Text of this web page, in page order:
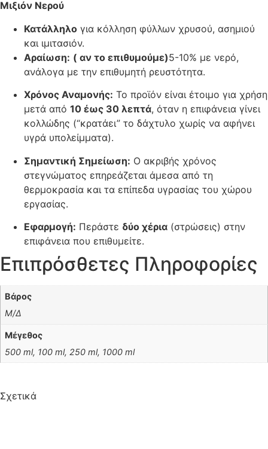
Μιξιόν Νερού
Κατάλληλο για κόλληση φύλλων χρυσού, ασημιού
και ιμιτασιόν.
Αραίωση: ( αν το επιθυμούμε)5-10% με νερό,
ανάλογα με την επιθυμητή ρευστότητα.
Χρόνος Αναμονής: Το προϊόν είναι έτοιμο για χρήση
μετά από 10 έως 30 λεπτά, όταν η επιφάνεια γίνει
κολλώδης (“κρατάει” το δάχτυλο χωρίς να αφήνει
υγρά υπολείμματα).
Σημαντική Σημείωση: Ο ακριβής χρόνος
στεγνώματος επηρεάζεται άμεσα από τη
θερμοκρασία και τα επίπεδα υγρασίας του χώρου
εργασίας.
Εφαρμογή: Περάστε δύο χέρια (στρώσεις) στην
επιφάνεια που επιθυμείτε.
Επιπρόσθετες Πληροφορίες
Βάρος
Μ/Δ
Μέγεθος
500 ml, 100 ml, 250 ml, 1000 ml
Σχετικά